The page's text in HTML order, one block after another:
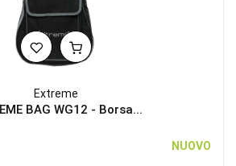
Extreme
BAG WG12 - Borsa...
NUOVO